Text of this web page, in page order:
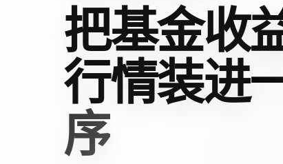
把基金收
行情装进
序